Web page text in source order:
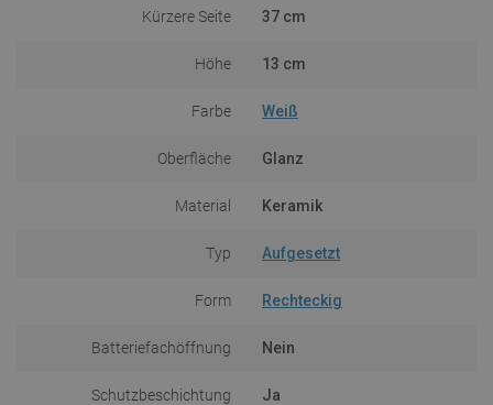
Kürzere Seite 37 cm
Höhe 13 cm
Farbe Weiß
Oberfläche Glanz
Material Keramik
Typ Aufgesetzt
Form Rechteckig
Batteriefachöffnung Nein
Schutzbeschichtung Ja